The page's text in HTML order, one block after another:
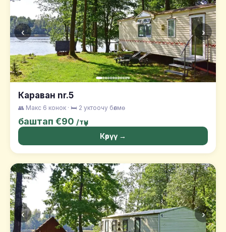
‹ ›
Караван nr.5
👥 Макс 6 конок · 🛏️ 2 уктоочу бөлмө
баштап €90 /түн
Көрүү →
‹ ›